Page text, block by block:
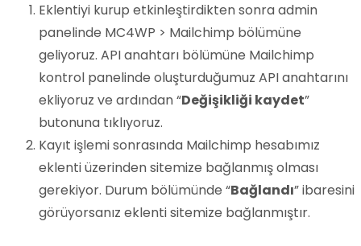
Eklentiyi kurup etkinleştirdikten sonra admin
panelinde MC4WP > Mailchimp bölümüne
geliyoruz. API anahtarı bölümüne Mailchimp
kontrol panelinde oluşturduğumuz API anahtarını
ekliyoruz ve ardından “Değişikliği kaydet”
butonuna tıklıyoruz.
Kayıt işlemi sonrasında Mailchimp hesabımız
eklenti üzerinden sitemize bağlanmış olması
gerekiyor. Durum bölümünde “Bağlandı” ibaresini
görüyorsanız eklenti sitemize bağlanmıştır.